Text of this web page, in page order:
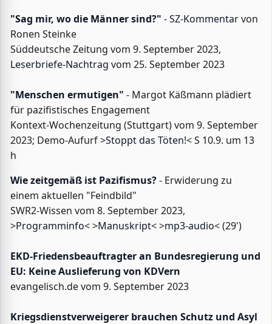
"Sag mir, wo die Männer sind?" -SZ-Kommentarvon
Ronen Steinke
Süddeutsche Zeitung vom 9. September 2023,
Leserbriefe-Nachtrag vom 25. September 2023
"Menschen ermutigen" - Margot Käßmann plädiert
für pazifistisches Engagement
Kontext-Wochenzeitung (Stuttgart) vom 9. September
2023; Demo-Aufurf >Stoppt das Töten!< S 10.9. um 13
h
Wie zeitgemäß ist Pazifismus?- Erwiderung zu
einem aktuellen "Feindbild"
SWR2-Wissen vom 8. September 2023,
>Programminfo< >Manuskript< >mp3-audio< (29')
EKD-Friedensbeauftragter an Bundesregierung und
EU: Keine Auslieferung von KDVern
evangelisch.de vom 9. September 2023
Kriegsdienstverweigerer brauchen Schutz und Asyl